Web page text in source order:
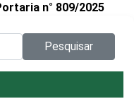
n° 809/2025
Pesquisar